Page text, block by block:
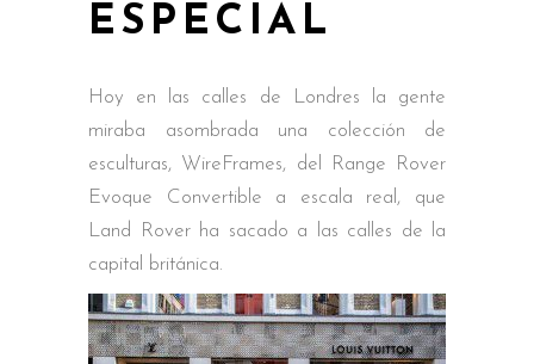
ESPECIAL
Hoy en las calles de Londres la gente
miraba asombrada una colección de
esculturas, WireFrames, del Range Rover
Evoque Convertible a escala real, que
Land Rover ha sacado a las calles de la
capital británica.